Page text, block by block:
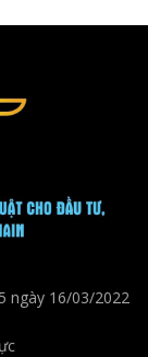
ngày 16/03/2022